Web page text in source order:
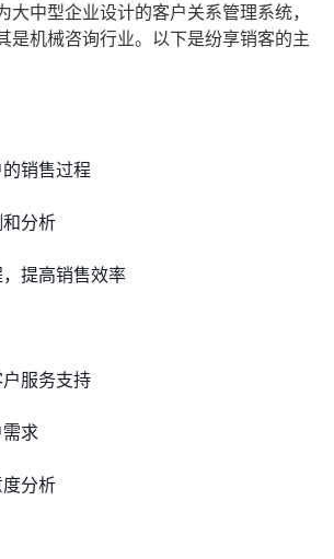
大中型企业设计的客户关系管理系统，
是机械咨询行业。以下是纷享销客的主
销售过程
分析
提高销售效率
服务支持
求
分析